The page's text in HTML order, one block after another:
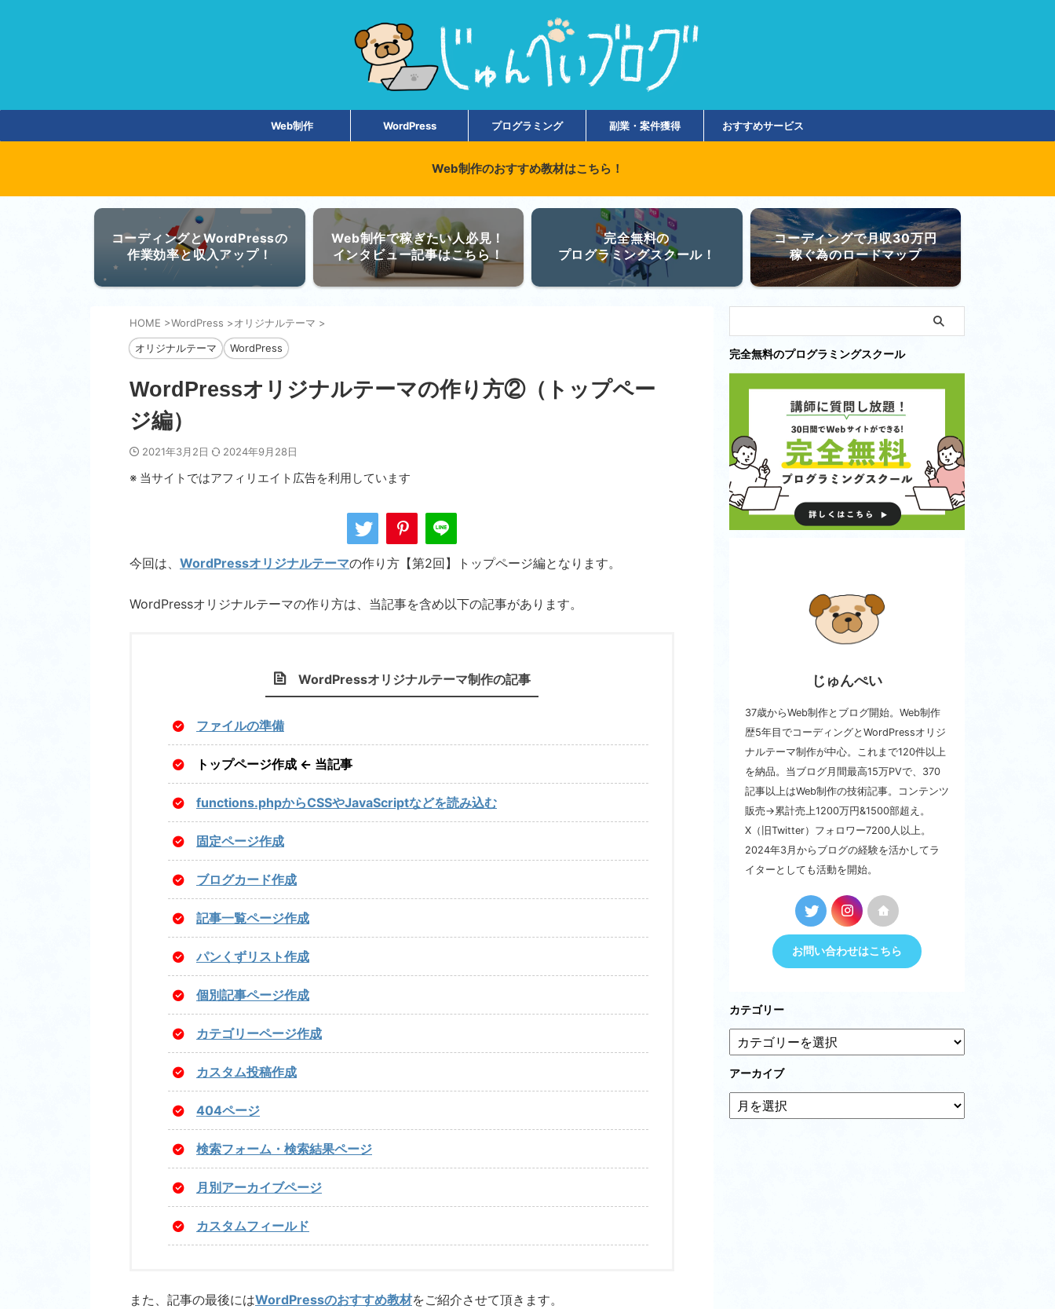
Web制作 WordPress プログラミング 副業・案件獲得 おすすめサービス
Web制作のおすすめ教材はこちら！
コーディングとWordPressの
作業効率と収入アップ！
Web制作で稼ぎたい人必見！
インタビュー記事はこちら！
完全無料の
プログラミングスクール！
コーディングで月収30万円
稼ぐ為のロードマップ
HOME >WordPress >オリジナルテーマ >
オリジナルテーマ
WordPress
WordPressオリジナルテーマの作り方②（トップペー
ジ編）
2021年3月2日 2024年9月28日
※ 当サイトではアフィリエイト広告を利用しています
今回は、 WordPressオリジナルテーマの作り方【第2回】トップページ編となります。
WordPressオリジナルテーマの作り方は、当記事を含め以下の記事があります。
WordPressオリジナルテーマ制作の記事
ファイルの準備
トップページ作成 ← 当記事
functions.phpからCSSやJavaScriptなどを読み込む
固定ページ作成
ブログカード作成
記事一覧ページ作成
パンくずリスト作成
個別記事ページ作成
カテゴリーページ作成
カスタム投稿作成
404ページ
検索フォーム・検索結果ページ
月別アーカイブページ
カスタムフィールド
また、記事の最後にはWordPressのおすすめ教材をご紹介させて頂きます。
完全無料のプログラミングスクール
じゅんぺい
37歳からWeb制作とブログ開始。Web制作
歴5年目でコーディングとWordPressオリジ
ナルテーマ制作が中心。これまで120件以上
を納品。当ブログ月間最高15万PVで、370
記事以上はWeb制作の技術記事。コンテンツ
販売→累計売上1200万円&1500部超え。
X（旧Twitter）フォロワー7200人以上。
2024年3月からブログの経験を活かしてラ
イターとしても活動を開始。
お問い合わせはこちら
カテゴリー
アーカイブ